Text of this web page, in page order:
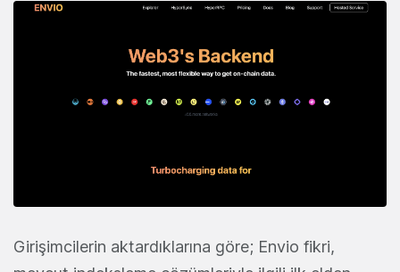
Girişimcilerin aktardıklarına göre; Envio fikri,